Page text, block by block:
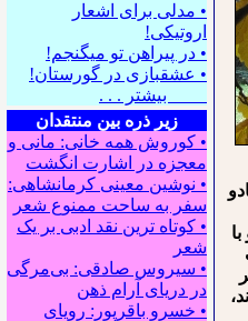
• مدلی برای اشعار
اروتیکی!
• در پیراهن تو می⁪گنجم!
• عشقبازی در گورستان!
بیشتر . . .
زیر ذره بین منتقدان
• کوروش همه خانی: مانی و
معجزه در اشارت انگشت
• نوشین معینی کرمانشاهی:
سفر به ساحت ممنوع شعر
• کوتاه ترین نقد ادبی بر یک
شعر
• سیروس صادقی: بی‌مرگی
در دریای آرام ذهن
• خسرو باقرپور: ﺭوﻳﺎﻯ